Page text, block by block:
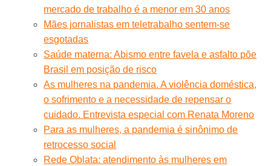
mercado de trabalho é a menor em 30 anos
Mães jornalistas em teletrabalho sentem-se
esgotadas
Saúde materna: Abismo entre favela e asfalto põe
Brasil em posição de risco
As mulheres na pandemia. A violência doméstica,
o sofrimento e a necessidade de repensar o
cuidado. Entrevista especial com Renata Moreno
Para as mulheres, a pandemia é sinônimo de
retrocesso social
Rede Oblata: atendimento às mulheres em